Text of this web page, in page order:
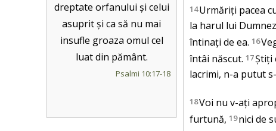
dreptate orfanului și celui
asuprit și ca să nu mai
insufle groaza omul cel
luat din pământ.
Psalmi 10:17-18
14Urmăriți pacea
la harul lui
întinați de ea. 16
întâi născut. 17Știți
lacrimi, n-a putut
18Voi nu v-ați
furtună, 19nici de